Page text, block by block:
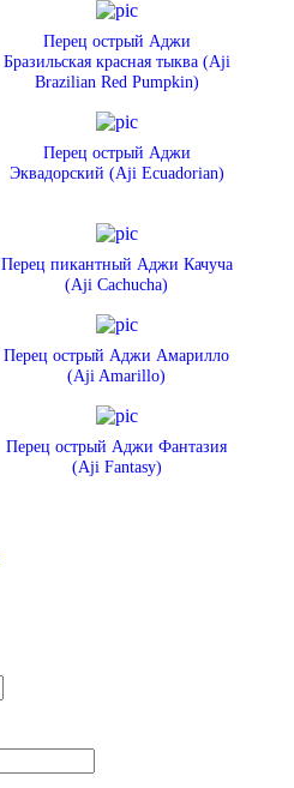
Перец острый Аджи
Бразильская красная тыква (Aji
Brazilian Red Pumpkin)
Перец острый Аджи
Эквадорский (Aji Ecuadorian)
Перец пикантный Аджи Качуча
(Aji Cachucha)
Перец острый Аджи Амарилло
(Aji Amarillo)
Перец острый Аджи Фантазия
(Aji Fantasy)